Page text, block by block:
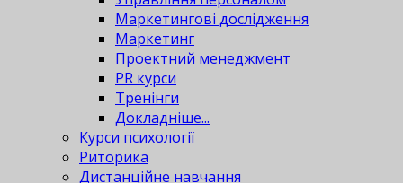
Маркетингові дослідження
Маркетинг
Проектний менеджмент
PR курси
Тренінги
Докладніше...
Курси психології
Риторика
Дистанційне навчання